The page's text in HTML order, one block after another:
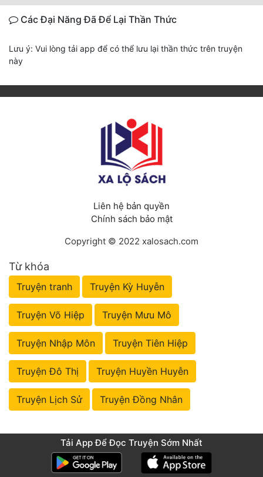
Các Đại Năng Đã Để Lại Thần Thức
Lưu ý: Vui lòng tải app để có thể lưu lại thần thức trên truyện
này
Liên hệ bản quyền
Chính sách bảo mật
Copyright © 2022 xalosach.com
Từ khóa
Truyện tranh Truyện Kỳ Huyễn
Truyện Võ Hiệp Truyện Mưu Mô
Truyện Nhập Môn Truyện Tiên Hiệp
Truyện Đô Thị Truyện Huyền Huyễn
Truyện Lịch Sử Truyện Đồng Nhân
Tải App Để Đọc Truyện Sớm Nhất